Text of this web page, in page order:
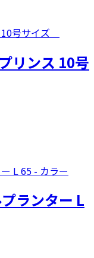
リンス 10号
ランター L